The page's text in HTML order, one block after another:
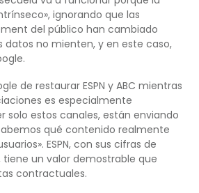
ignorando que las
del público han cambiado
datos no mienten, y en este caso,
de restaurar ESPN y ABC mientras
es especialmente
solo estos canales, están enviando
qué contenido realmente
ESPN, con sus cifras de
un valor demostrable que
contractuales.